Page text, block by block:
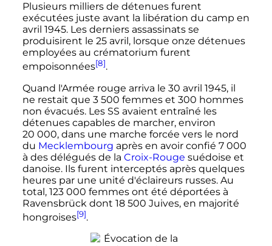
Plusieurs milliers de détenues furent
exécutées juste avant la libération du camp en
avril 1945. Les derniers assassinats se
produisirent le 25 avril , lorsque onze détenues
employées au crématorium furent
empoisonnées[8].
Quand l'Armée rouge arriva le 30 avril 1945, il
ne restait que 3 500 femmeset 300 hommes
non évacués. Les SS avaient entraîné les
détenues capables de marcher, environ
20 000, dans une marche forcée vers le nord
du Mecklembourg après en avoir confié 7 000
à des délégués de la Croix-Rouge suédoise et
danoise. Ils furent interceptés après quelques
heures par une unité d'éclaireurs russes. Au
total, 123 000 femmesont été déportées à
Ravensbrück dont 18 500 Juives, en majorité
hongroises[9].